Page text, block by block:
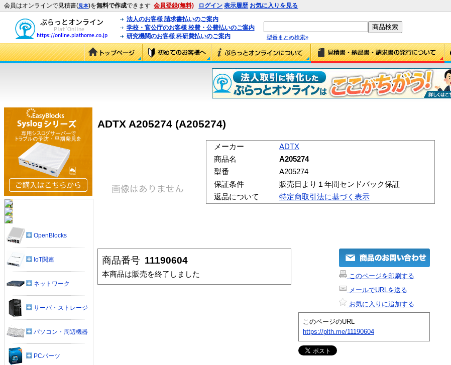
会員はオンラインで見積書(見本)を無料で作成できます 会員登録(無料) ログイン 表示履歴 お気に入りを見る
法人のお客様 請求書払いのご案内
学校・官公庁のお客様 校費・公費払いのご案内
研究機関のお客様 科研費払いのご案内
型番まとめ検索»
ADTX A205274 (A205274)
メーカー
ADTX
商品名
A205274
型番
A205274
保証条件
販売日より１年間センドバック保証
返品について
特定商取引法に基づく表示
商品番号 11190604
本商品は販売を終了しました
このページを印刷する
メールでURLを送る
お気に入りに追加する
このページのURL
https://plth.me/11190604
OpenBlocks
IoT関連
ネットワーク
サーバ・ストレージ
パソコン・周辺機器
PCパーツ